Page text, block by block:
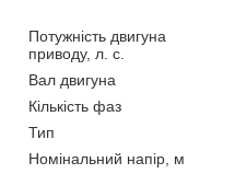
Потужність двигуна
приводу, л. с.
Вал двигуна
Кількість фаз
Тип
Номінальний напір, м